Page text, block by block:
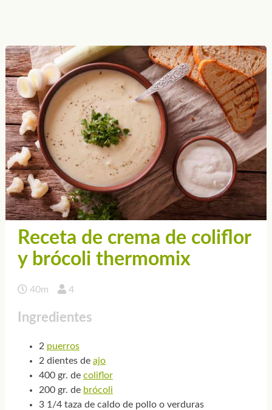
Receta de crema de coliflor
y brócoli thermomix
40m 4
Ingredientes
2 puerros
2 dientes de ajo
400 gr. de coliflor
200 gr. de brócoli
3 1/4 taza de caldo de pollo o verduras